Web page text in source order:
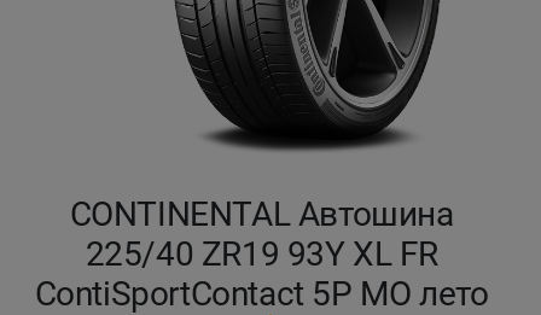
CONTINENTAL Автошина
225/40 ZR19 93Y XL FR
ContiSportContact 5P MO лето
Павлодар
Петропавловск